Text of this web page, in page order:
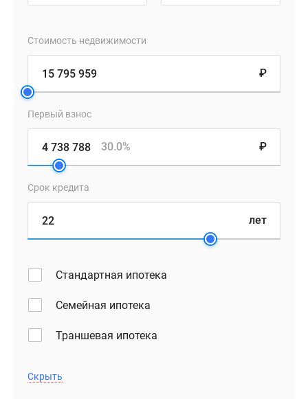
Стоимость недвижимости
₽
Первый взнос
₽
30.0%
Срок кредита
лет
Стандартная ипотека
Семейная ипотека
Траншевая ипотека
Скрыть